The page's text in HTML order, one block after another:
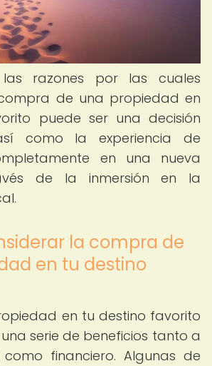
las razones por las cuales
de una propiedad en
puede ser una decisión
como la experiencia de
en una nueva
de la inmersión en la
la compra de
en tu destino
en tu destino favorito
serie de beneficios tanto a
financiero. Algunas de